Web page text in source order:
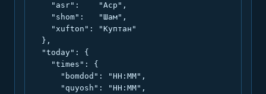
    "asr":    "Аср",
    "shom":   "Шам",
    "xufton": "Куптан"
  },
  "today": {
    "times": {
      "bomdod": "HH:MM",
      "quyosh": "HH:MM",